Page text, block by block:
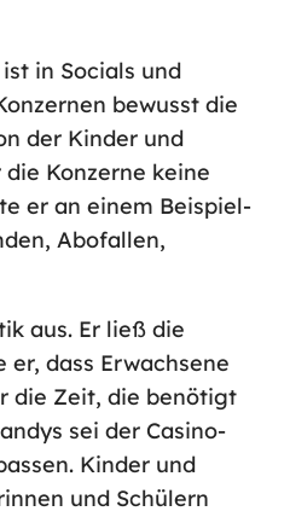
in Socials und
bewusst die
der Kinder und
Konzerne keine
er an einem Beispiel-
Abofallen,
aus. Er ließ die
dass Erwachsene
die Zeit, die benötigt
sei der Casino-
Kinder und
und Schülern